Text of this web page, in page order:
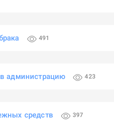
491
администрацию 423
средств 397